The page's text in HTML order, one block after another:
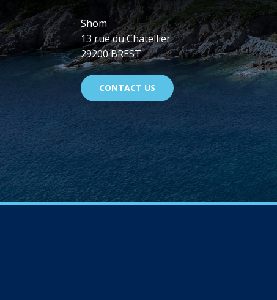
Shom
13 rue du Chatellier
29200 BREST
CONTACT US